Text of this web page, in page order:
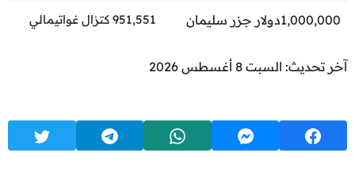
1,000,000دولار جزر سليمان 951,551 كتزال غواتيمالي
آخر تحديث: السبت 8 أغسطس 2026